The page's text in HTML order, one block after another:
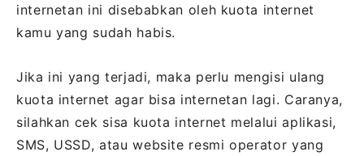
internetan ini disebabkan oleh kuota internet
kamu yang sudah habis.
Jika ini yang terjadi, maka perlu mengisi ulang
kuota internet agar bisa internetan lagi. Caranya,
silahkan cek sisa kuota internet melalui aplikasi,
SMS, USSD, atau website resmi operator yang